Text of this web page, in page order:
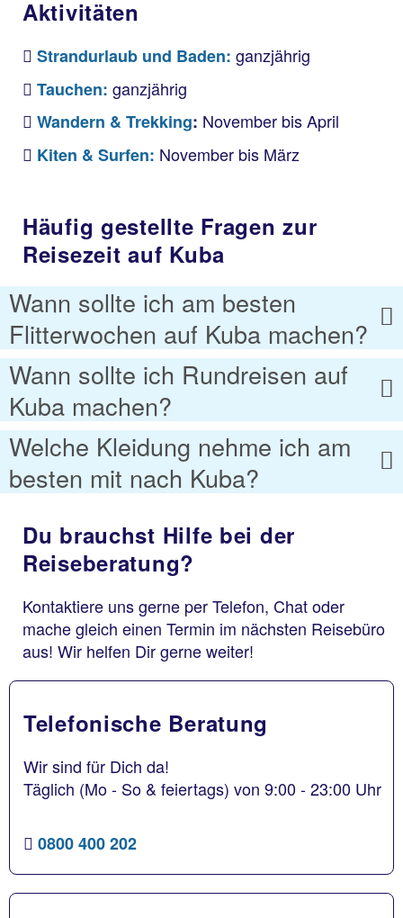
Aktivitäten
Strandurlaub und Baden: ganzjährig
Tauchen: ganzjährig
Wandern &Trekking: November bis April
Kiten & Surfen: November bis März
Häufig gestellte Fragen zur
Reisezeit auf Kuba
Wann sollte ich am besten
Flitterwochen auf Kuba machen?
Wann sollte ich Rundreisen auf
Kuba machen?
Welche Kleidung nehme ich am
besten mit nach Kuba?
Du brauchst Hilfe bei der
Reiseberatung?
Kontaktiere uns gerne per Telefon, Chat oder
mache gleich einen Termin im nächsten Reisebüro
aus! Wir helfen Dir gerne weiter!
Telefonische Beratung
Wir sind für Dich da!
Täglich (Mo - So & feiertags) von 9:00 - 23:00 Uhr
0800 400 202